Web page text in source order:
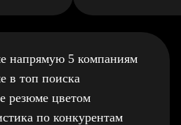
напрямую 5 компаниям
в топ поиска
резюме цветом
по конкурентам